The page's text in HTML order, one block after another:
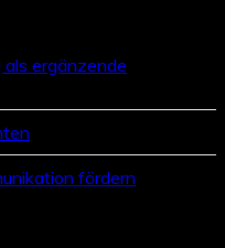
ergänzende
fördern